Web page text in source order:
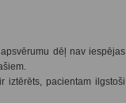
dēļ nav iespējas
iztērēts, pacientam ilgstoši